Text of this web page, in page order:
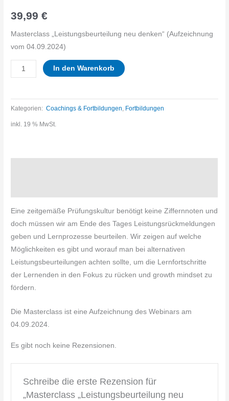
39,99€
Masterclass „Leistungsbeurteilung neu denken“ (Aufzeichnung
vom 04.09.2024)
Masterclass
neu
In den Warenkorb
Kategorien: Coachings & Fortbildungen Fortbildungen
inkl. 19 % MwSt.
Eine zeitgemäße Prüfungskultur benötigt keine Ziffernnoten und
doch müssen wir am Ende des Tages Leistungsrückmeldungen
geben und Lernprozesse beurteilen. Wir zeigen auf welche
Möglichkeiten es gibt und worauf man bei alternativen
Leistungsbeurteilungen achten sollte, um die Lernfortschritte
der Lernenden in den Fokus zu rücken und growth mindset zu
fördern.
Die Masterclass ist eine Aufzeichnung des Webinars am
04.09.2024.
Es gibt noch keine Rezensionen.
Schreibe die erste Rezension für
„Masterclass „Leistungsbeurteilung neu